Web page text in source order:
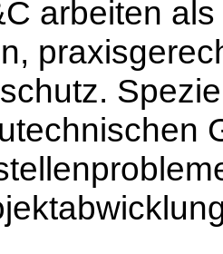
arbeiten